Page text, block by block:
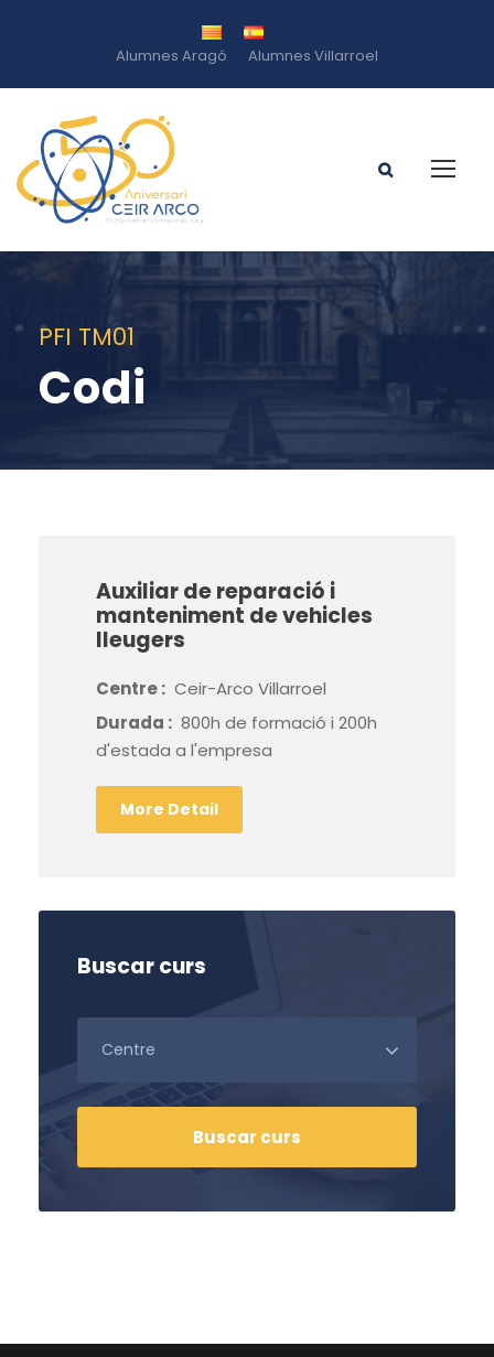
Alumnes Aragó Alumnes Villarroel
PFI TM01
Codi
Auxiliar de reparació i
manteniment de vehicles
lleugers
Centre : Ceir-Arco Villarroel
Durada : 800h de formació i 200h
d'estada a l'empresa
More Detail
Buscar curs